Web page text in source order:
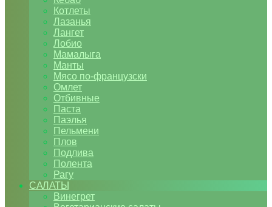
Котлеты
Лазанья
Лангет
Лобио
Мамалыга
Манты
Мясо по-французски
Омлет
Отбивные
Паста
Паэлья
Пельмени
Плов
Подлива
Полента
Рагу
САЛАТЫ
Винегрет